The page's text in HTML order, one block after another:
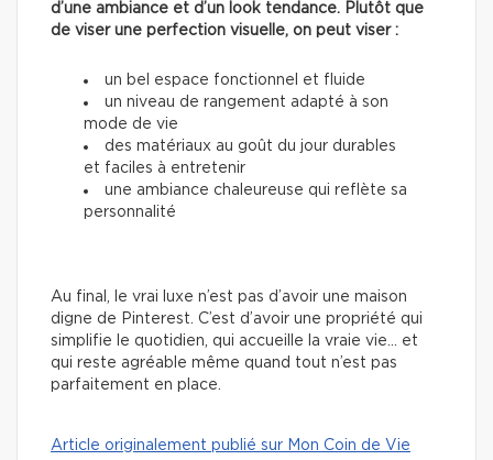
d’une ambiance et d’un look tendance. Plutôt que
de viser une perfection visuelle, on peut viser :
un bel espace fonctionnel et fluide
un niveau de rangement adapté à son
mode de vie
des matériaux au goût du jour durables
et faciles à entretenir
une ambiance chaleureuse qui reflète sa
personnalité
Au final, le vrai luxe n’est pas d’avoir une maison
digne de Pinterest. C’est d’avoir une propriété qui
simplifie le quotidien, qui accueille la vraie vie… et
qui reste agréable même quand tout n’est pas
parfaitement en place.
Article originalement publié sur Mon Coin de Vie